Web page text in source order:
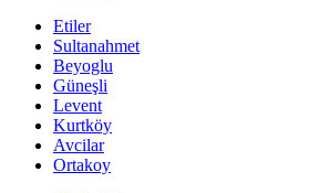
Etiler
Sultanahmet
Beyoglu
Güneşli
Levent
Kurtköy
Avcilar
Ortakoy